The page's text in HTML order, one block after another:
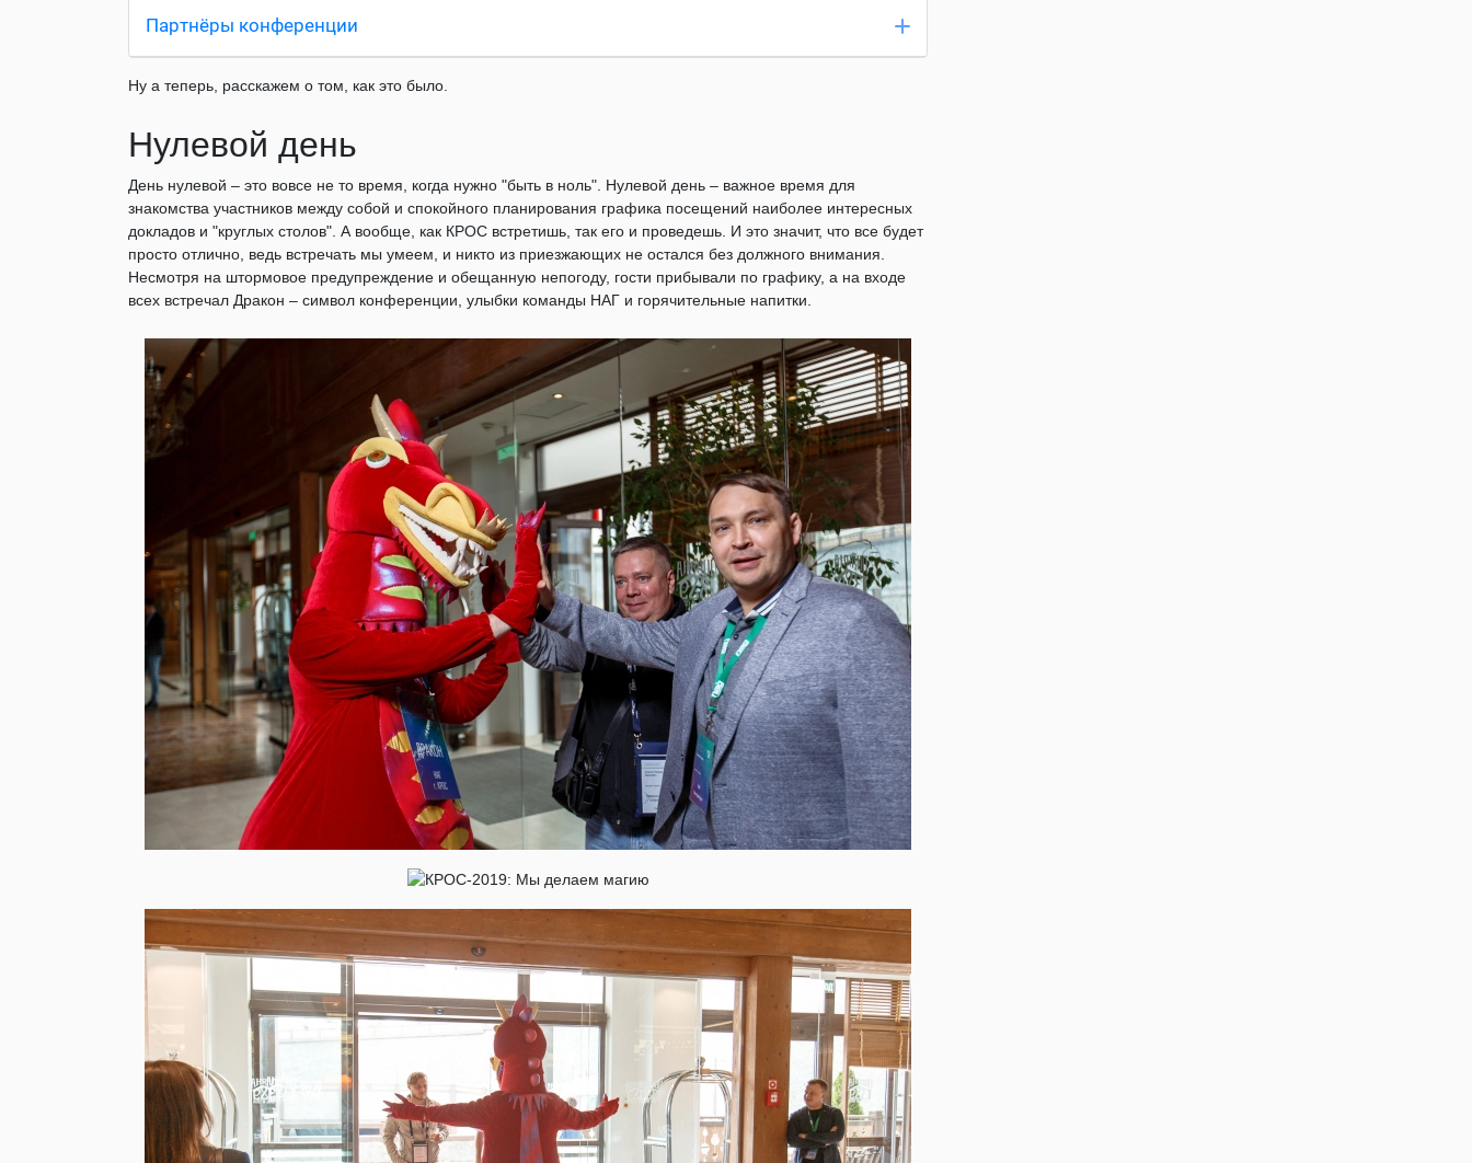
Партнёры конференции
Ну а теперь, расскажем о том, как это было.
Нулевой день
День нулевой – это вовсе не то время, когда нужно "быть в ноль". Нулевой день – важное время для
знакомства участников между собой и спокойного планирования графика посещений наиболее интересных
докладов и "круглых столов". А вообще, как КРОС встретишь, так его и проведешь. И это значит, что все будет
просто отлично, ведь встречать мы умеем, и никто из приезжающих не остался без должного внимания.
Несмотря на штормовое предупреждение и обещанную непогоду, гости прибывали по графику, а на входе
всех встречал Дракон – символ конференции, улыбки команды НАГ и горячительные напитки.